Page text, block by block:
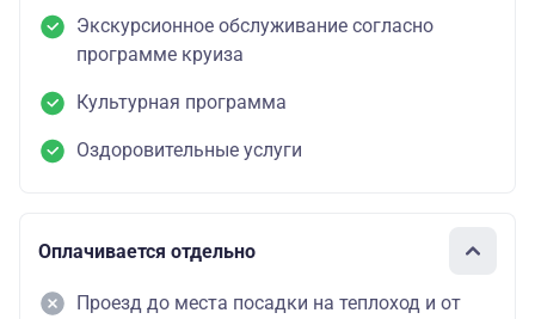
Экскурсионное обслуживание согласно
программе круиза
Культурная программа
Оздоровительные услуги
Оплачивается отдельно
Проезд до места посадки на теплоход и от